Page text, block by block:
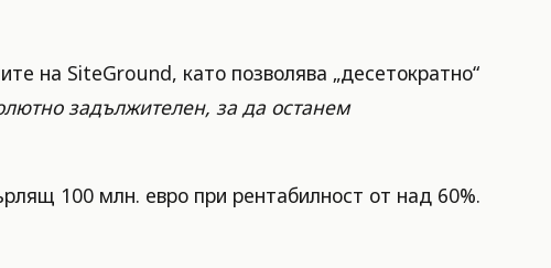
на SiteGround, като позволява „десетократно“
задължителен, за да останем
100 млн. евро при рентабилност от над 60%.